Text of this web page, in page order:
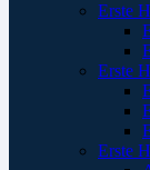
Erste
Erste
Erste